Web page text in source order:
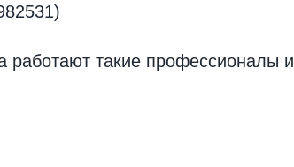
работают такие профессионалы и